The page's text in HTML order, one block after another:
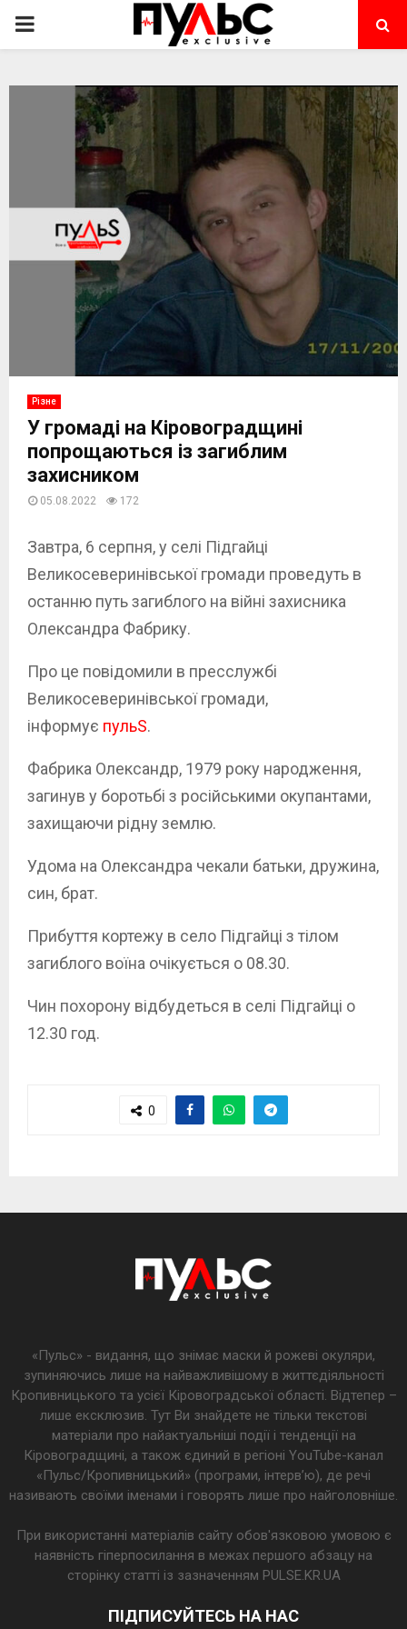
PRIMARY
Різне
У громаді на Кіровоградщині
попрощаються із загиблим
захисником
05.08.2022 172
Завтра, 6 серпня, у селі Підгайці
Великосеверинівської громади проведуть в
останню путь загиблого на війні захисника
Олександра Фабрику.
Про це повідомили в пресслужбі
Великосеверинівської громади,
інформує пульS.
Фабрика Олександр, 1979 року народження,
загинув у боротьбі з російськими окупантами,
захищаючи рідну землю.
Удома на Олександра чекали батьки, дружина,
син, брат.
Прибуття кортежу в село Підгайці з тілом
загиблого воїна очікується о 08.30.
Чин похорону відбудеться в селі Підгайці о
12.30 год.
0
«Пульс» - видання, що знімає маски й рожеві окуляри,
зупиняючись лише на найважливішому в життєдіяльності
Кропивницького та усієї Кіровоградської області. Відтепер –
лише ексклюзив. Тут Ви знайдете не тільки текстові
матеріали про найактуальніші події і тенденції на
Кіровоградщині, а також єдиний в регіоні YouTube-канал
«Пульс/Кропивницький» (програми, інтерв’ю), де речі
називають своїми іменами і говорять лише про найголовніше.
При використанні матеріалів сайту обов'язковою умовою є
наявність гіперпосилання в межах першого абзацу на
сторінку статті із зазначенням PULSE.KR.UA
ПІДПИСУЙТЕСЬ НА НАС